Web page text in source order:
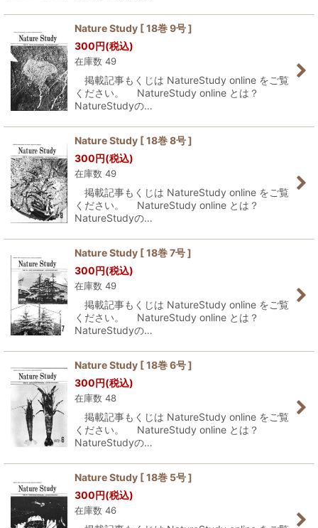
Nature Study [ 18巻 9号 ]
300円(税込)
在庫数 49
掲載記事もくじは NatureStudy online をご覧
ください。 NatureStudy online とは？
NatureStudyの…
Nature Study [ 18巻 8号 ]
300円(税込)
在庫数 49
掲載記事もくじは NatureStudy online をご覧
ください。 NatureStudy online とは？
NatureStudyの…
Nature Study [ 18巻 7号 ]
300円(税込)
在庫数 49
掲載記事もくじは NatureStudy online をご覧
ください。 NatureStudy online とは？
NatureStudyの…
Nature Study [ 18巻 6号 ]
300円(税込)
在庫数 48
掲載記事もくじは NatureStudy online をご覧
ください。 NatureStudy online とは？
NatureStudyの…
Nature Study [ 18巻 5号 ]
300円(税込)
在庫数 46